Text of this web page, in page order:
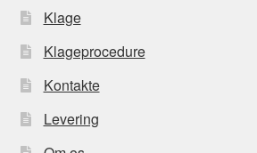
Klage
Klageprocedure
Kontakte
Levering